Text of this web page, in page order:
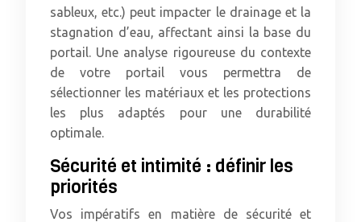
sableux, etc.) peut impacter le drainage et la
stagnation d’eau, affectant ainsi la base du
portail. Une analyse rigoureuse du contexte
de votre portail vous permettra de
sélectionner les matériaux et les protections
les plus adaptés pour une durabilité
optimale.
Sécurité et intimité : définir les
priorités
Vos impératifs en matière de sécurité et